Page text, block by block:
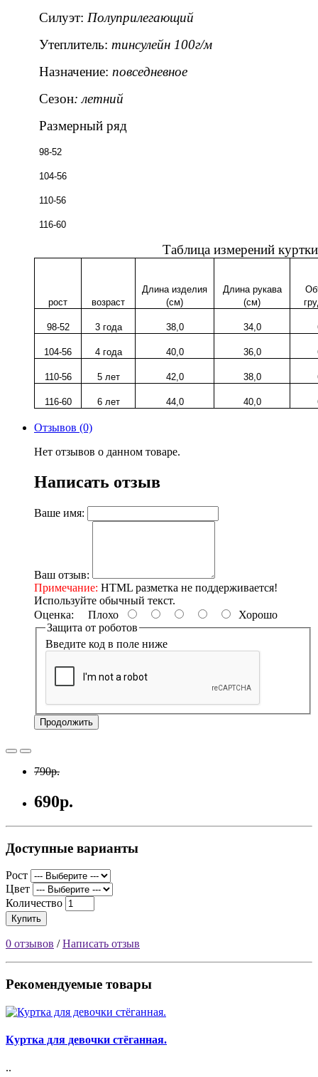
Силуэт: Полуприлегающий
Утеплитель: тинсулейн 100г/м
Назначение: повседневное
Сезон: летний
Размерный ряд
98-52
104-56
110-56
116-60
Таблица измерений
рост возраст
Длина изделия
(см)
Длина рукава
(см)
98-52 3 года 38,0 34,0
104-56 4 года 40,0 36,0
110-56 5 лет 42,0 38,0
116-60 6 лет 44,0 40,0
Отзывов (0)
Нет отзывов о данном товаре.
Написать отзыв
Ваше имя:
Ваш отзыв:
Примечание: HTML разметка не поддерживается!
Используйте обычный текст.
Оценка: Плохо
Хорошо
Защита от роботов
Введите код в поле ниже
Продолжить
790р.
690р.
Доступные варианты
Рост
Цвет
Количество
Купить
0 отзывов /Написать отзыв
Рекомендуемые товары
Куртка для девочки стёганная.
..